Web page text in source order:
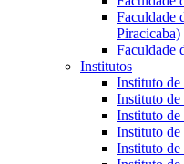
Faculdade
Piracicaba)
Faculdade
Institutos
Instituto de
Instituto
Instituto de
Instituto de
Instituto de